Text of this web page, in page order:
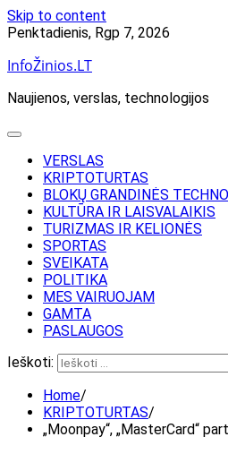
Skip to content
Penktadienis, Rgp 7, 2026
InfoŽinios.LT
Naujienos, verslas, technologijos
VERSLAS
KRIPTOTURTAS
BLOKŲ GRANDINĖS
KULTŪRA IR LAISVALAIKIS
TURIZMAS IR KELIONĖS
SPORTAS
SVEIKATA
POLITIKA
MES VAIRUOJAM
GAMTA
PASLAUGOS
Ieškoti:
Home
KRIPTOTURTAS
„Moonpay“, „MasterCard“